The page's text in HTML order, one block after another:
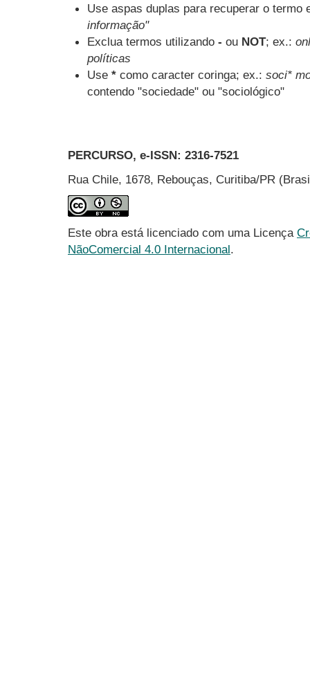
Use aspas duplas para recuperar o termo
informação"
Exclua termos utilizando - ou NOT; ex.:
políticas
Use * como caracter coringa; ex.: soci*
contendo "sociedade" ou "sociológico"
PERCURSO, e-ISSN: 2316-7521
Rua Chile, 1678, Rebouças, Curitiba/PR
Este obra está licenciado com uma Licença
NãoComercial 4.0 Internacional.